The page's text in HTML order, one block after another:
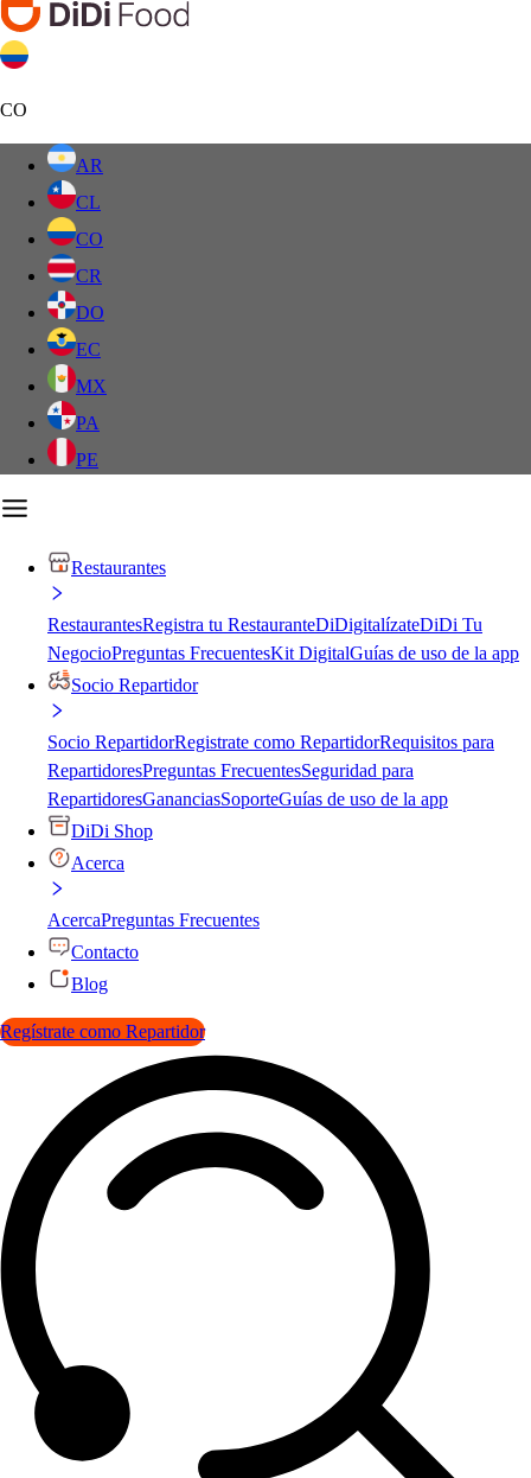
CO
AR
CL
CO
CR
DO
EC
MX
PA
PE
Restaurantes
RestaurantesRegistra tu RestauranteDiDigitalízateDiDi Tu
NegocioPreguntas FrecuentesKit DigitalGuías de uso de la app
Socio Repartidor
Socio RepartidorRegistrate como RepartidorRequisitos para
RepartidoresPreguntas FrecuentesSeguridad para
RepartidoresGananciasSoporteGuías de uso de la app
DiDi Shop
Acerca
AcercaPreguntas Frecuentes
Contacto
Blog
Regístrate como Repartidor